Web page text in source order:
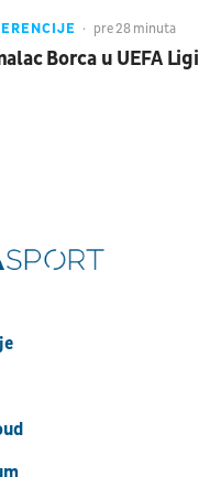
pre 28 minuta
Borca u UEFA Ligi